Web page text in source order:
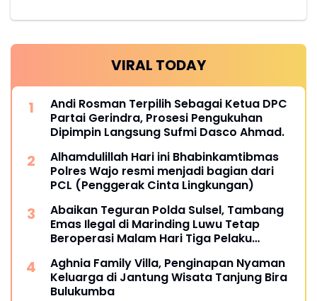
VIRAL TODAY
Andi Rosman Terpilih Sebagai Ketua DPC
Partai Gerindra, Prosesi Pengukuhan
Dipimpin Langsung Sufmi Dasco Ahmad.
Alhamdulillah Hari ini Bhabinkamtibmas
Polres Wajo resmi menjadi bagian dari
PCL (Penggerak Cinta Lingkungan)
Abaikan Teguran Polda Sulsel, Tambang
Emas Ilegal di Marinding Luwu Tetap
Beroperasi Malam Hari Tiga Pelaku
Aghnia Family Villa, Penginapan Nyaman
Keluarga di Jantung Wisata Tanjung Bira
Bulukumba